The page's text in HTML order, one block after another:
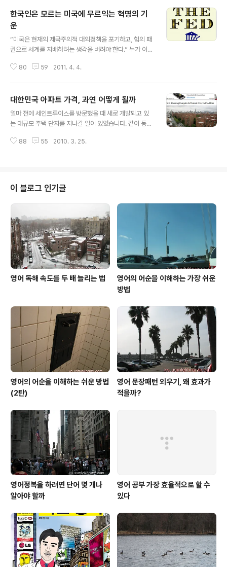
한국인은 모르는 미국에 무르익는 혁명의 기
운
“미국은 현재의 제국주의적 대외정책을 포기하고, 힘의 패
권으로 세계를 지배하려는 생각을 버려야 한다.” 누가 이런
미국의 오바마 대통령 4. 미국의 공화당 국회의원 대개 1번
이 말은 누가 했을까요? 아무래도 1번 아니면 3번이겠지만
설마 미국 대통령이 이렇게까지 말을 하지는 않았을 것이
니까 1번의 가능성이 높겠습니다. “미국은 세계 각지에서
다.” 갈수록 태산입니다. 3번의 가능성은 점점 줄어들고 거
80 59 2011. 4. 4.
대한민국 아파트 가격, 과연 어떻게 될까
얼마 전에 세인트루이스를 방문했을 때 새로 개발되고 있
는 대규모 주택 단지를 지나갈 일이 있었습니다. 같이 동행
이 한꺼번에 지어졌다가 미국의 서브프라임 모기지 사태에
같은 광경을 목격했고 최근 다녀온 텍사스의 휴스턴에서도
예외 없이 새로 개발되던 대규모 고급 주택단지가 텅텅 비
어 있는 모습을 볼 수 있었습니다. 한국에 강남 불패가 있다
면 미국에는 뉴욕 불패가 있을 법한데 지난 1월 뉴욕 타임
즈에는 충격적인 뉴스가 나왔었습니다. N.Y. Housing C
omplex Is Turned O..
88 55 2010. 3. 25.
이 블로그 인기글
영어 독해 속도를 두 배 늘리는 법
영어의 어순을 이해하는 가장 쉬운
방법
영어의 어순을 이해하는 쉬운 방법
(2탄)
영어 문장패턴 외우기, 왜 효과가
적을까?
영어정복을 하려면 단어 몇 개나
알아야 할까
영어 공부 가장 효율적으로 할 수
있다